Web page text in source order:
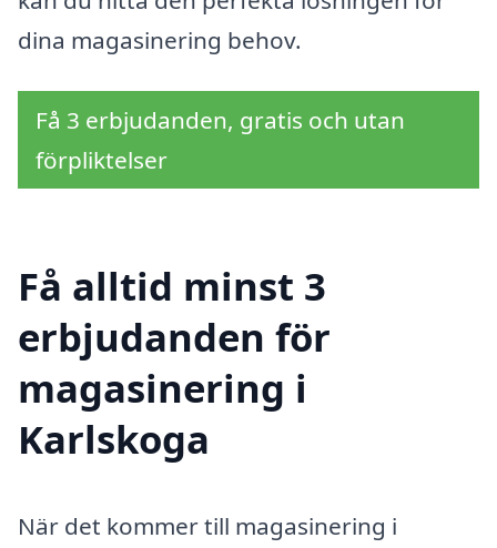
dina magasinering behov.
Få 3 erbjudanden, gratis och utan
förpliktelser
Få alltid minst 3
erbjudanden för
magasinering i
Karlskoga
När det kommer till magasinering i